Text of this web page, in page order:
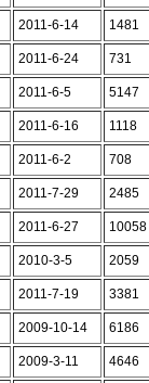
2011-6-14 1481
2011-6-24 731
2011-6-5 5147
2011-6-16 1118
2011-6-2 708
2011-7-29 2485
2011-6-27 10058
2010-3-5 2059
2011-7-19 3381
2009-10-14 6186
2009-3-11 4646